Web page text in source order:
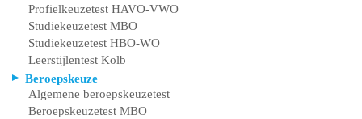
Profielkeuzetest HAVO-VWO
Studiekeuzetest MBO
Studiekeuzetest HBO-WO
Leerstijlentest Kolb
Beroepskeuze
Algemene beroepskeuzetest
Beroepskeuzetest MBO